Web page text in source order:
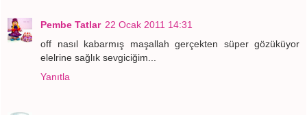
Pembe Tatlar 22 Ocak 2011 14:31
off nasıl kabarmış maşallah gerçekten süper gözüküyor
elelrine sağlık sevgiciğim...
Yanıtla